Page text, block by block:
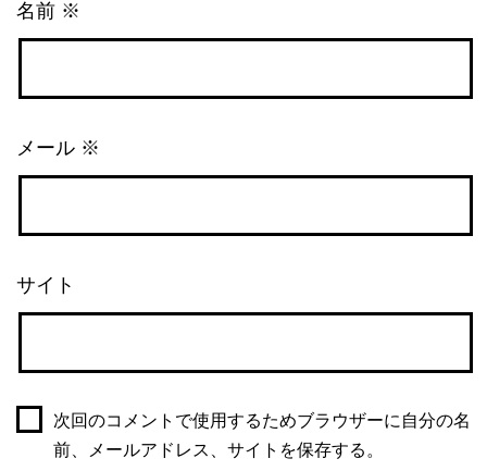
名前 ※
メール ※
サイト
次回のコメントで使用するためブラウザーに自分の名
前、メールアドレス、サイトを保存する。